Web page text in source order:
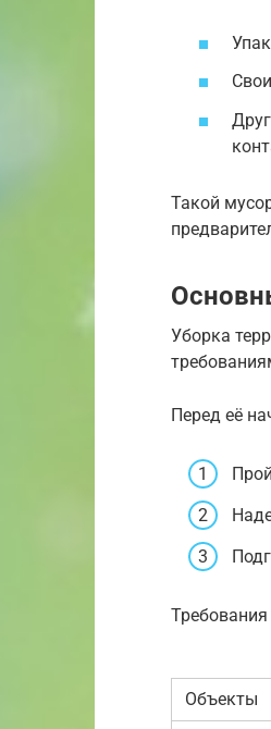
Такой
Уборка
Перед её
Объекты